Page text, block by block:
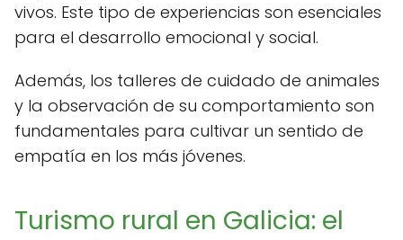
vivos. Este tipo de experiencias son esenciales
para el desarrollo emocional y social.
Además, los talleres de cuidado de animales
y la observación de su comportamiento son
fundamentales para cultivar un sentido de
empatía en los más jóvenes.
Turismo rural en Galicia: el